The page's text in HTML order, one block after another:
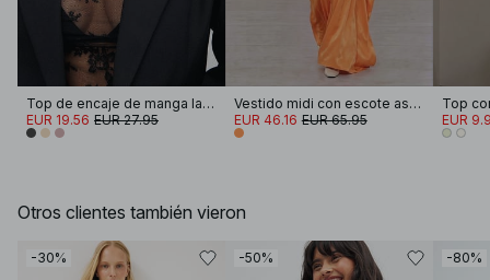
Top de encaje de manga larga
EUR 19.56 EUR 27.95
Vestido midi con escote asimétrico
EUR 46.16 EUR 65.95 EUR
Otros clientes también vieron
-30% -50% -80%